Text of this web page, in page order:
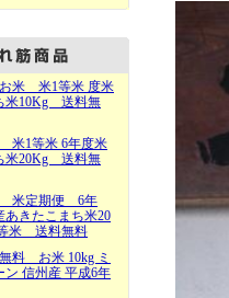
お米 米1等米 度米
米10Kg 送料無
米1等米 6年度米
米20Kg 送料無
米定期便 6年
きたこまち米20
米 送料無料
料 お米 10kg ミ
ン 信州産 平成6年